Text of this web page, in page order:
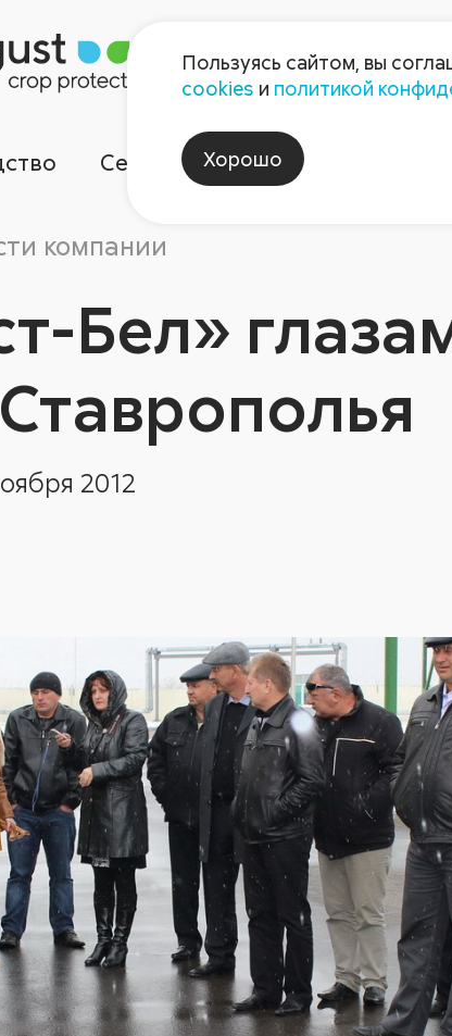
Сервисы Компания
компании
Бел»
2012
Пользуясь сайтом, вы
cookies и политикой
Хорошо